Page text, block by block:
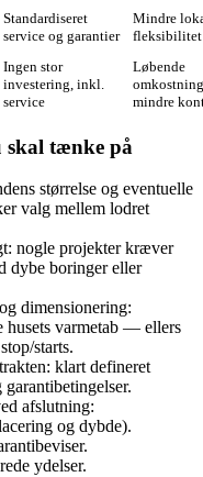
Standardiseret
service og garantier
Mindre
fleksibilitet
Ingen stor
investering, inkl.
service
Løbende
mindre
skal tænke på
størrelse og eventuelle
valg mellem lodret
nogle projekter kræver
dybe boringer eller
dimensionering:
husets varmetab — ellers
starts.
klart defineret
afslutning:
og dybde).
ydelser.